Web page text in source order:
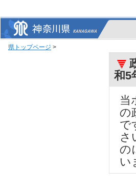
県トップページ >
和5
当
の
で
さ
の
い